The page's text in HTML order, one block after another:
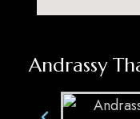
Andrassy